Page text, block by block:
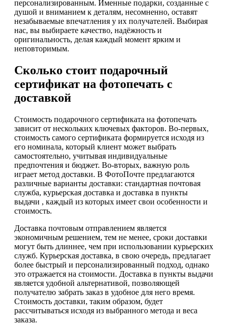
персонализированным. Именные подарки, созданные с
душой и вниманием к деталям, несомненно, оставят
незабываемые впечатления у их получателей. Выбирая
нас, вы выбираете качество, надёжность и
оригинальность, делая каждый момент ярким и
неповторимым.
Сколько стоит подарочный
сертификат на фотопечать с
доставкой
Стоимость подарочного сертификата на фотопечать
зависит от нескольких ключевых факторов. Во-первых,
стоимость самого сертификата формируется исходя из
его номинала, который клиент может выбрать
самостоятельно, учитывая индивидуальные
предпочтения и бюджет. Во-вторых, важную роль
играет метод доставки. В ФотоПочте предлагаются
различные варианты доставки: стандартная почтовая
служба, курьерская доставка и доставка в пункты
выдачи , каждый из которых имеет свои особенности и
стоимость.
Доставка почтовым отправлением является
экономичным решением, тем не менее, сроки доставки
могут быть длиннее, чем при использовании курьерских
служб. Курьерская доставка, в свою очередь, предлагает
более быстрый и персонализированный подход, однако
это отражается на стоимости. Доставка в пункты выдачи
является удобной альтернативой, позволяющей
получателю забрать заказ в удобное для него время.
Стоимость доставки, таким образом, будет
рассчитываться исходя из выбранного метода и веса
заказа.